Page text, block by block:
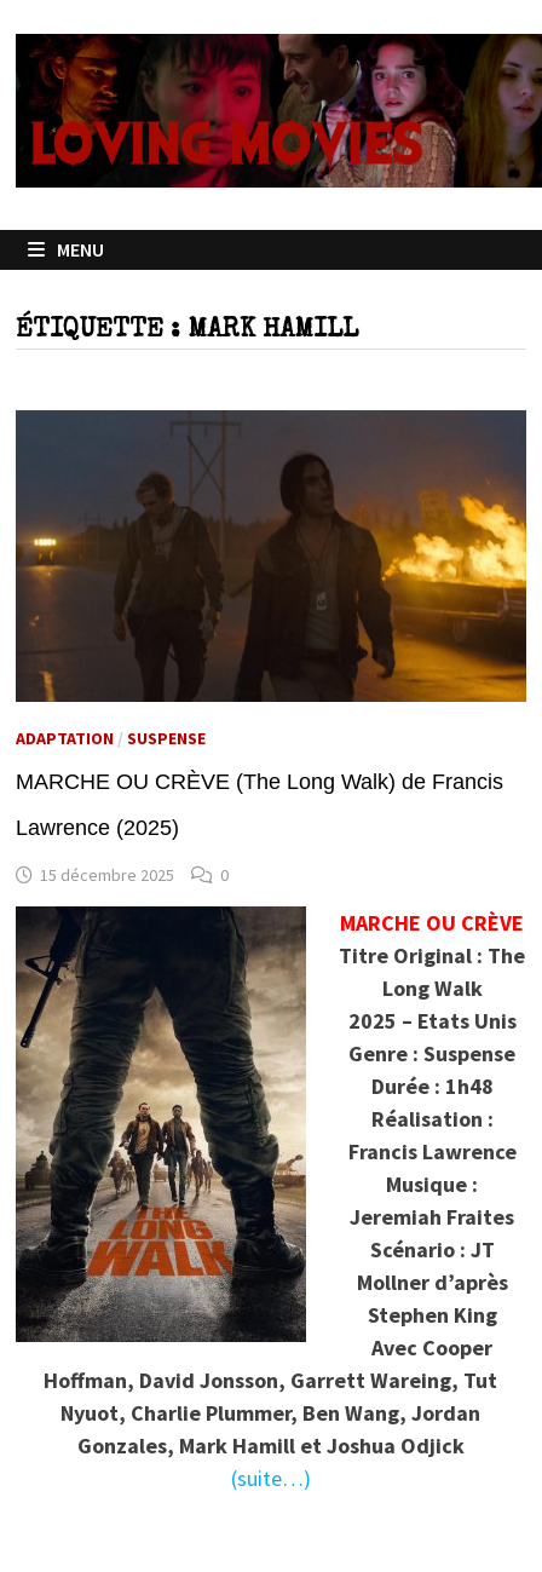
contenu
MENU
ÉTIQUETTE : MARK HAMILL
ADAPTATION/ SUSPENSE
MARCHE OU CRÈVE (The Long Walk) de Francis
Lawrence (2025)
15 décembre 2025 0
MARCHE OU CRÈVE
Titre Original : The
Long Walk
2025 – Etats Unis
Genre : Suspense
Durée : 1h48
Réalisation :
Francis Lawrence
Musique :
Jeremiah Fraites
Scénario : JT
Mollner d’après
Stephen King
Avec Cooper
Hoffman, David Jonsson, Garrett Wareing, Tut
Nyuot, Charlie Plummer, Ben Wang, Jordan
Gonzales, Mark Hamill et Joshua Odjick
(suite…)